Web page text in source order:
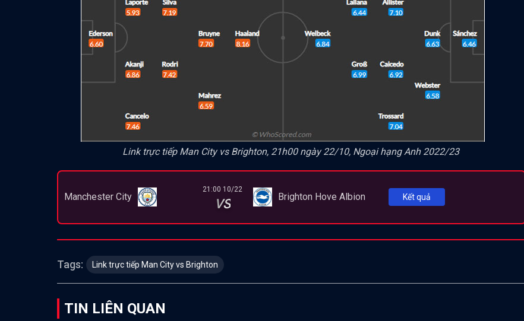
Link trực tiếp Man City vs Brighton, 21h00 ngày 22/10, Ngoại hạng Anh 2022/23
Manchester City
21:00 10/22
VS Brighton Hove Albion Kết quả
Tags: Link trực tiếp Man City vs Brighton
TIN LIÊN QUAN